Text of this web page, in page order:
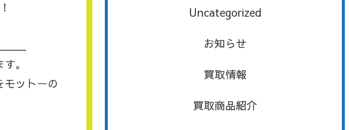
。
ットーの
Uncategorized
お知らせ
買取情報
買取商品紹介